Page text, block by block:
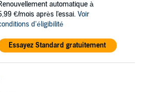
automatique à
€/mois après l'essai. Voir
d'éligibilité
Essayez Standard gratuitement